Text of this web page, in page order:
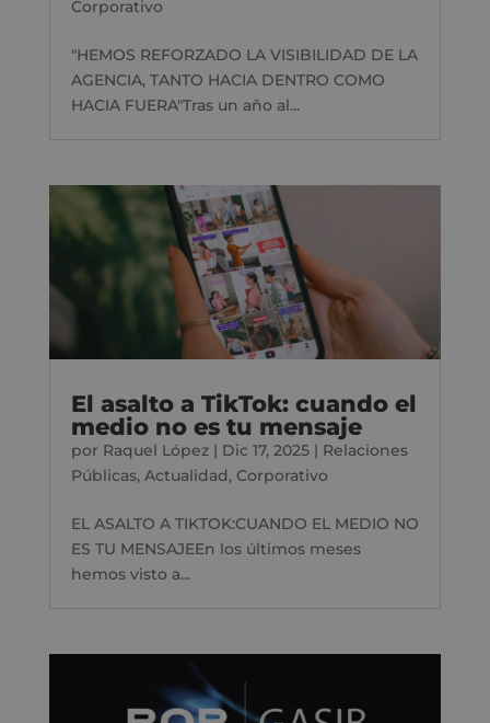
Corporativo
"HEMOS REFORZADO LA VISIBILIDAD DE LA
AGENCIA, TANTO HACIA DENTRO COMO
HACIA FUERA"Tras un año al...
El asalto a TikTok: cuando el
medio no es tu mensaje
por Raquel López| Dic 17, 2025| Relaciones
Públicas, Actualidad, Corporativo
EL ASALTO A TIKTOK:CUANDO EL MEDIO NO
ES TU MENSAJEEn los últimos meses
hemos visto a...